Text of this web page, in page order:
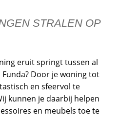
STRALEN OP
eruit springt tussen al
Door je woning tot
en sfeervol te
kunnen je daarbij helpen
en meubels toe te